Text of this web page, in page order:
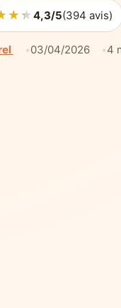
4,3/5(394 avis)
03/04/2026 4